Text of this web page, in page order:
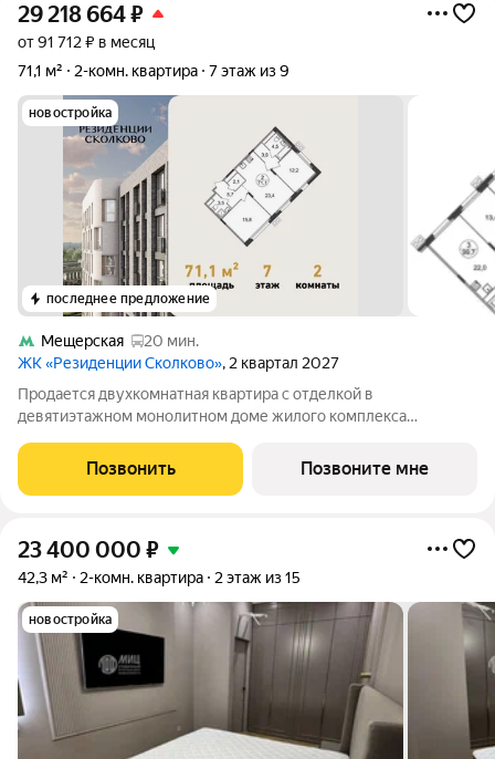
29 218 664₽
от 91 712 ₽ в месяц
71,1 м²
2-комн. квартира 7 этаж из 9
новостройка
последнее предложение
Мещерская
20 мин.
ЖК «Резиденции Сколково», 2 квартал 2027
Продается двухкомнатная квартира с отделкой в
девятиэтажном монолитном доме жилого комплекса
этаж 7 из 9. Срок сдачи - 2 квартал 2027 года. ТОЛЬКО ДО 31
АВГУСТА выгодные условия на
Позвонить Позвоните мне
23 400 000 ₽
42,3 м² 2-комн. квартира 2 этаж из 15
новостройка